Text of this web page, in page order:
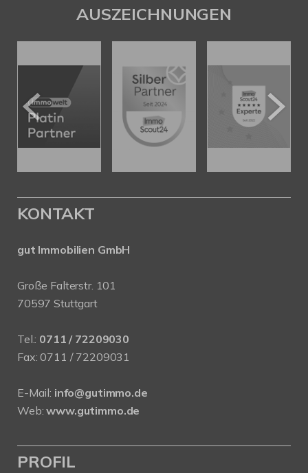
AUSZEICHNUNGEN
KONTAKT
gut Immobilien GmbH
Große Falterstr. 101
70597 Stuttgart
Tel.: 0711 / 72209030
Fax: 0711 / 72209031
E-Mail: info@gutimmo.de
Web:www.gutimmo.de
PROFIL